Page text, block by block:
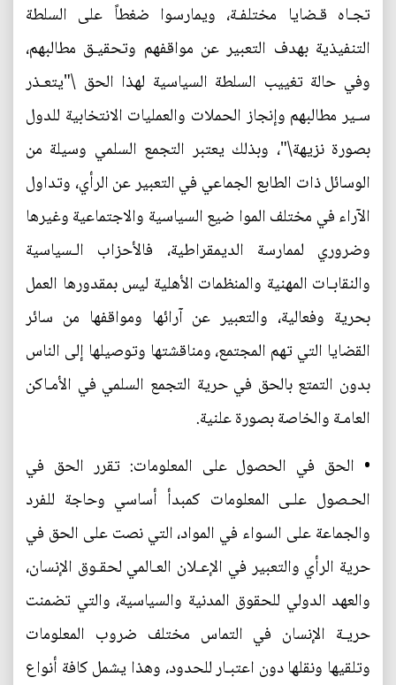
تجـاه قـضايا مختلفـة، ويمارسوا ضغطاً على السلطة
التنفيذية بهدف التعبير عن مواقفهم وتحقيـق مطالبهم،
وفي حالة تغييب السلطة السياسية لهذا الحق \"يتعـذر
سـير مطالبهم وإنجاز الحملات والعمليات الانتخابية للدول
بصورة نزيهة\"، وبذلك يعتبر التجمع السلمي وسيلة من
الوسائل ذات الطابع الجماعي في التعبير عن الرأي، وتداول
الآراء في مختلف الموا ضيع السياسية والاجتماعية وغيرها
وضروري لممارسة الديمقراطية، فالأحزاب الـسياسية
والنقابـات المهنية والمنظمات الأهلية ليس بمقدورها العمل
بحرية وفعالية، والتعبير عن آرائها ومواقفها من سائر
القضايا التي تهم المجتمع، ومناقشتها وتوصيلها إلى الناس
بدون التمتع بالحق في حرية التجمع السلمي في الأمـاكن
العامـة والخاصة بصورة علنية.
• الحق في الحصول على المعلومات: تقرر الحق في
الحـصول علـى المعلومات كمبدأ أساسي وحاجة للفرد
والجماعة على السواء في المواد، التي نصت على الحق في
حرية الرأي والتعبير في الإعـلان العـالمي لحقـوق الإنسان،
والعهد الدولي للحقوق المدنية والسياسية، والتي تضمنت
حريـة الإنسان في التماس مختلف ضروب المعلومات
وتلقيها ونقلها دون اعتبـار للحدود، وهذا يشمل كافة أنواع